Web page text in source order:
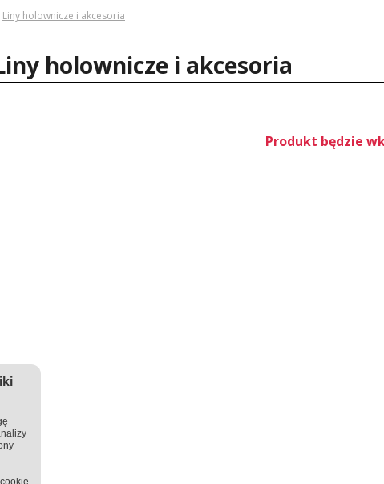
Liny holownicze i akcesoria
holownicze i akcesoria
Produkt będzie